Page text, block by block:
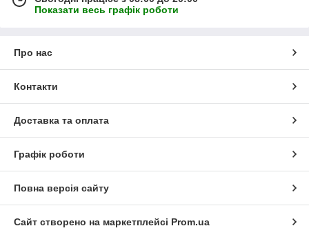
Показати весь графік роботи
Про нас
Контакти
Доставка та оплата
Графік роботи
Повна версія сайту
Сайт створено на маркетплейсі Prom.ua